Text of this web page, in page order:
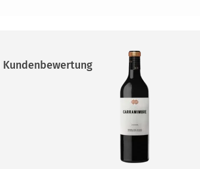
Kundenbewertung